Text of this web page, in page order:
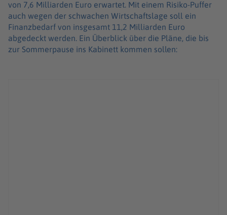
von 7,6 Milliarden Euro erwartet. Mit einem Risiko-Puffer
auch wegen der schwachen Wirtschaftslage soll ein
Finanzbedarf von insgesamt 11,2 Milliarden Euro
abgedeckt werden. Ein Überblick über die Pläne, die bis
zur Sommerpause ins Kabinett kommen sollen: